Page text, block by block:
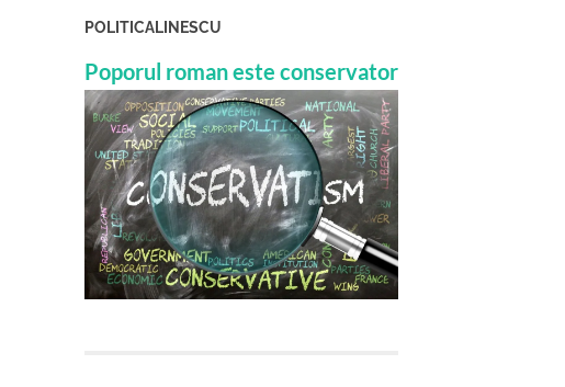
POLITICALINESCU
Poporul roman este conservator